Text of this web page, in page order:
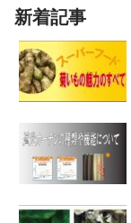
新着記事